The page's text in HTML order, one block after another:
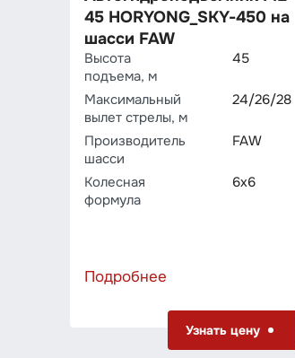
45 HORYONG_SKY-450 на
шасси FAW
Высота
подъема, м
45
Максимальный
вылет стрелы, м
24/26/28
Производитель
шасси
FAW
Колесная
формула
6х6
Подробнее
Узнать цену